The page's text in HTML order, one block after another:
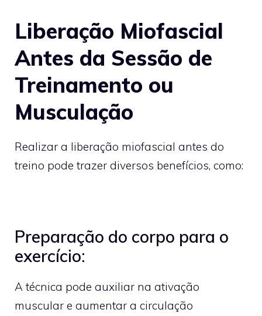
Liberação Miofascial
Antes da Sessão de
Treinamento ou
Musculação
Realizar a liberação miofascial antes do
treino pode trazer diversos benefícios, como:
Preparação do corpo para o
exercício:
A técnica pode auxiliar na ativação
muscular e aumentar a circulação